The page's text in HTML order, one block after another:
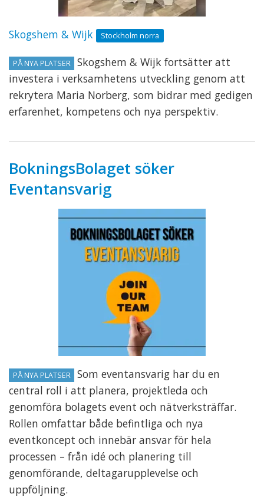
Skogshem & Wijk Stockholm norra
PÅ NYA PLATSER
Skogshem & Wijk fortsätter att
investera i verksamhetens utveckling genom att
rekrytera Maria Norberg, som bidrar med gedigen
erfarenhet, kompetens och nya perspektiv.
BokningsBolaget söker
Eventansvarig
PÅ NYA PLATSER
Som eventansvarig har du en
central roll i att planera, projektleda och
genomföra bolagets event och nätverksträffar.
Rollen omfattar både befintliga och nya
eventkoncept och innebär ansvar för hela
processen – från idé och planering till
genomförande, deltagarupplevelse och
uppföljning.